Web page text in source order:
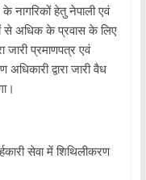
हेतु नेपाली एवं
से अधिक के प्रवास के लिए
जारी प्रमाणपत्र एवं
द्वारा जारी वैध
सेवा में शिथिलीकरण